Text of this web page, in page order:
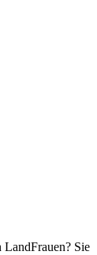
LandFrauen? Sie